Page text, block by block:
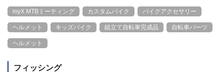
myX MTBミーティング カスタムバイク バイクアクセサリー
ヘルメット キッズバイク 組立て自転車完成品 自転車パーツ
ヘルメット
フィッシング